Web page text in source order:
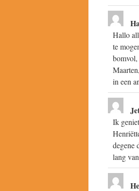
Hallo
te
in een
Ik
degene
lang